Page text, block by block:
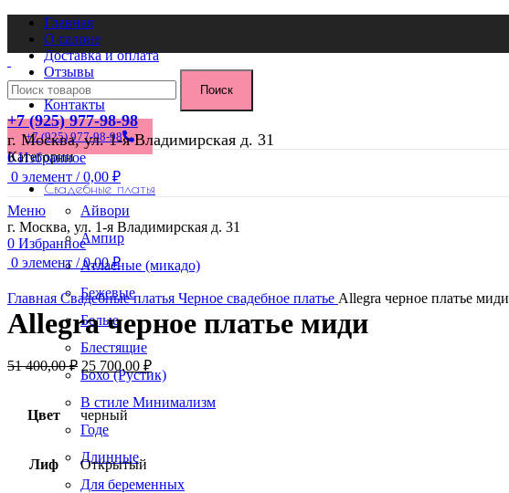
Главная
О салоне
Доставка и оплата
Отзывы
Блог
Контакты
+7 (925) 977-98-98
Поиск
+7 (925) 977-98-98
г. Москва, ул. 1-я Владимирская д. 31
0Избранное
0 элемент / 0,00 ₽
Меню
г. Москва, ул. 1-я Владимирская д. 31
0 Избранное
0 элемент / 0,00₽
Категории
Свадебные платья
Айвори
Ампир
Атласные (микадо)
Бежевые
Белые
Блестящие
Бохо (Рустик)
В стиле Минимализм
Годе
Длинные
Для беременных
-50%
Главная Свадебные платья Черное свадебное платье Allegra черное платье миди
Allegra черное платье миди
51 400,00₽ Первоначальная
цена
составляла
51
400,00 ₽.
25 700,00 ₽Текущая
цена:
700,00 ₽.
Цвет черный
Лиф Открытый